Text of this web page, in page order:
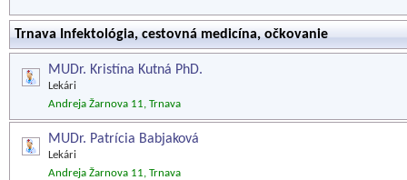
Trnava Infektológia, cestovná medicína, očkovanie
MUDr. Kristína Kutná PhD.
Lekári
Andreja Žarnova 11, Trnava
MUDr. Patrícia Babjaková
Lekári
Andreja Žarnova 11, Trnava